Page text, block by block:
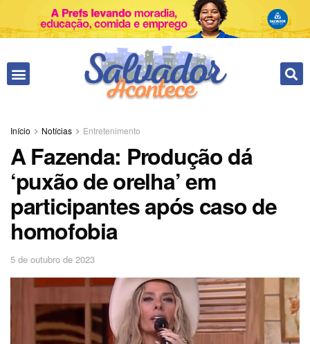
Início Notícias Entretenimento
A Fazenda: Produção dá
‘puxão de orelha’ em
participantes após caso de
homofobia
5 de outubro de 2023